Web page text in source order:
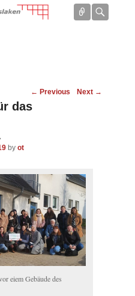
Connect
Post
navigation
← Previous Next →
das
by ot
eiem Gebäude des